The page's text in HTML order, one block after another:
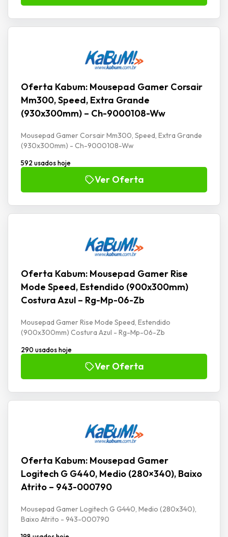
Oferta Kabum: Mousepad Gamer Corsair
Mm300, Speed, Extra Grande
(930x300mm) – Ch-9000108-Ww
Mousepad Gamer Corsair Mm300, Speed, Extra Grande
(930x300mm) - Ch-9000108-Ww
592 usados hoje
Ver Oferta
Oferta Kabum: Mousepad Gamer Rise
Mode Speed, Estendido (900x300mm)
Costura Azul – Rg-Mp-06-Zb
Mousepad Gamer Rise Mode Speed, Estendido
(900x300mm) Costura Azul - Rg-Mp-06-Zb
290 usados hoje
Ver Oferta
Oferta Kabum: Mousepad Gamer
Logitech G G440, Medio (280×340), Baixo
Atrito – 943-000790
Mousepad Gamer Logitech G G440, Medio (280x340),
Baixo Atrito - 943-000790